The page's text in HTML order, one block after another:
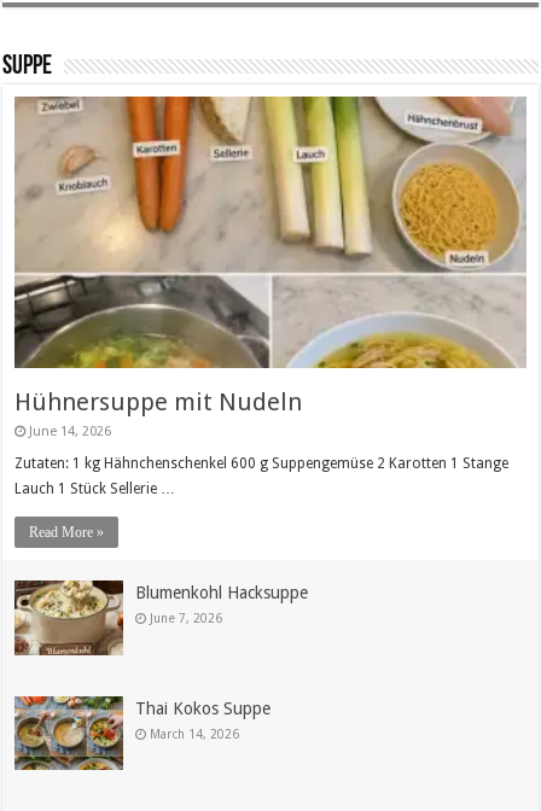
SUPPE
Hühnersuppe mit Nudeln
June 14, 2026
Zutaten: 1 kg Hähnchenschenkel 600 g Suppengemüse 2 Karotten 1 Stange
Lauch 1 Stück Sellerie …
Read More »
Blumenkohl Hacksuppe
June 7, 2026
Thai Kokos Suppe
March 14, 2026